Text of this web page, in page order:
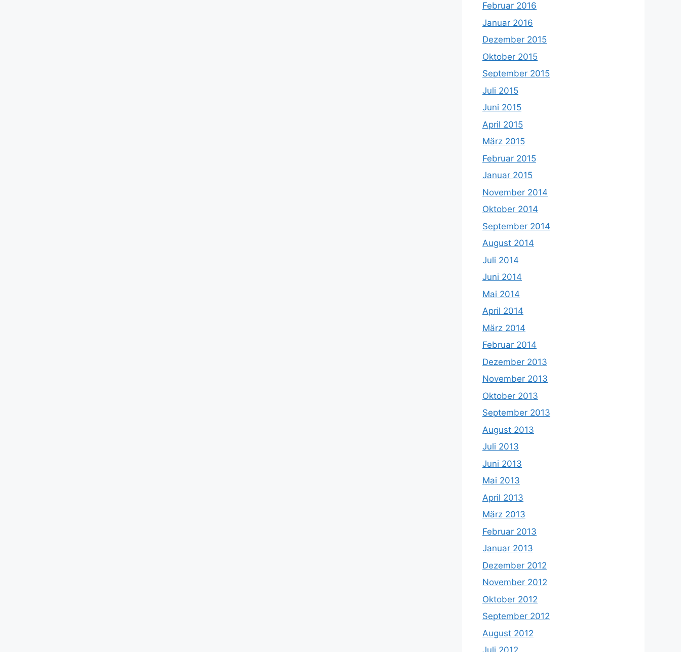
Februar 2016
Januar 2016
Dezember 2015
Oktober 2015
September 2015
Juli 2015
Juni 2015
April 2015
März 2015
Februar 2015
Januar 2015
November 2014
Oktober 2014
September 2014
August 2014
Juli 2014
Juni 2014
Mai 2014
April 2014
März 2014
Februar 2014
Dezember 2013
November 2013
Oktober 2013
September 2013
August 2013
Juli 2013
Juni 2013
Mai 2013
April 2013
März 2013
Februar 2013
Januar 2013
Dezember 2012
November 2012
Oktober 2012
September 2012
August 2012
Juli 2012